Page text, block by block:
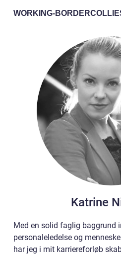
WORKING-
Katrine
Med en solid faglig baggrund
personaleledelse og
har jeg i mit karriereforløb